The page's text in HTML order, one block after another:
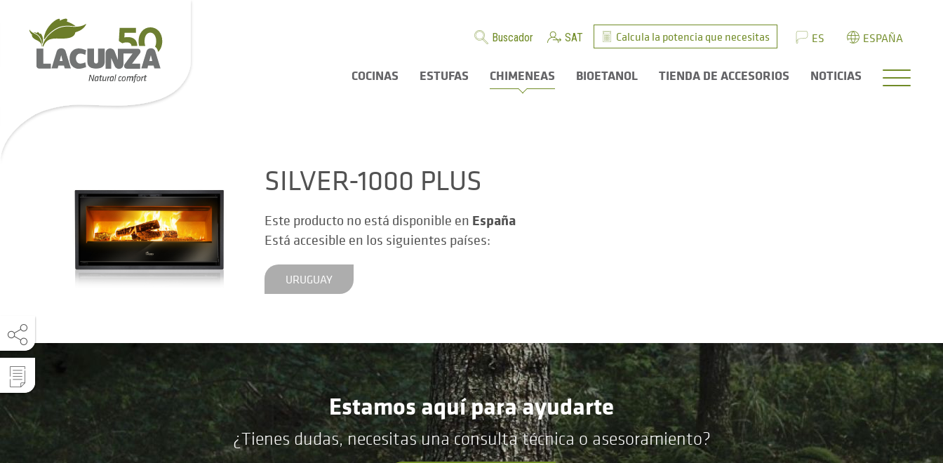
Buscador SAT Calcula la potencia que necesitas ES ESPAÑA
COCINAS ESTUFAS CHIMENEAS BIOETANOL TIENDA DE ACCESORIOS NOTICIAS
SILVER-1000 PLUS
Este producto no está disponible en España
Está accesible en los siguientes países:
URUGUAY
Estamos aquí para ayudarte
¿Tienes dudas, necesitas una consulta técnica o asesoramiento?